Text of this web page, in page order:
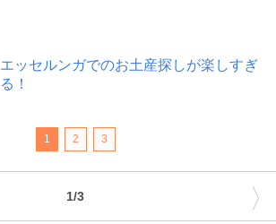
エッセルンガでのお土産探しが楽しすぎ
る！
1 2 3
1/3 〉